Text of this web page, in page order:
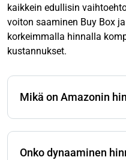
kaikkein edullisin
voiton saaminen Buy Box ja
korkeimmalla hinnalla
kustannukset.
Mikä on Amazonin
tuotehintojen
Onko dynaaminen